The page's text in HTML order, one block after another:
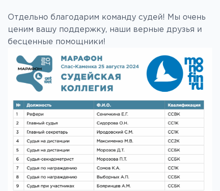
Отдельно благодарим команду судей! Мы очень
ценим вашу поддержку, наши верные друзья и
бесценные помощники!